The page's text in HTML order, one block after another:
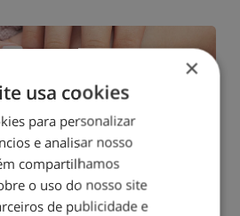
que as suas unhas se
×
usa cookies
para personalizar
e analisar nosso
compartilhamos
o uso do nosso site
de publicidade e